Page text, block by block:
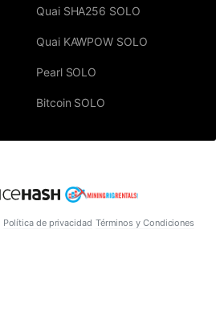
Quai SHA256 SOLO
Quai KAWPOW SOLO
Pearl SOLO
Bitcoin SOLO
Política de privacidad Términos y Condiciones